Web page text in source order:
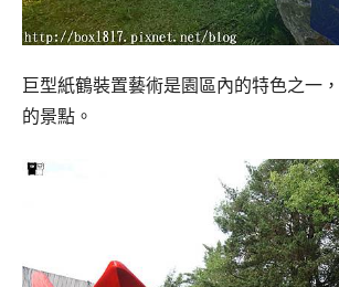
巨型紙鶴裝置藝術是園區內的特色之一
的景點。